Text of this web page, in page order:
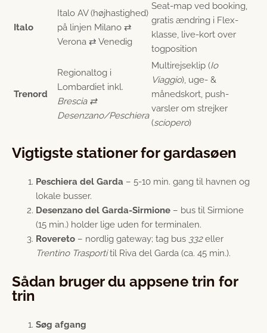
Italo
Italo AV (højhastighed)
på linjen Milano ⇄
Verona ⇄ Venedig
Seat-map ved booking,
gratis ændring i Flex-
klasse, live-kort over
togposition
Trenord
Regionaltog i
Lombardiet inkl.
Brescia ⇄
Desenzano/Peschiera
Multirejseklip (Io
Viaggio), uge- &
månedskort, push-
varsler om strejker
(sciopero)
Vigtigste stationer for gardasøen
Peschiera del Garda – 5-10 min. gang til havnen og
lokale busser.
Desenzano del Garda-Sirmione – bus til Sirmione
(15 min.) holder lige uden for terminalen.
Rovereto – nordlig gateway; tag bus 332eller
Trentino Trasportitil Riva del Garda (ca. 45 min.).
Sådan bruger du appsene trin for
trin
Søg afgang